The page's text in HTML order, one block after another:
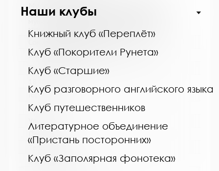
Наши клубы
Книжный клуб «Переплёт»
Клуб «Покорители Рунета»
Клуб «Старшие»
Клуб разговорного английского языка
Клуб путешественников
Литературное объединение
«Пристань посторонних»
Клуб «Заполярная фонотека»
Муниципальное бюджетное учреждение
культуры "Кольская детская библиотека"
муниципального образования Кольский
муниципальный округ Мурманской области
Сокращенное название:
МБУК "Кольская детская библиотека"
Почтовый индекс:
Город:
Кола
Улица, дом:
Победы, 7
Телефон:
8 (81553) 3-35-48